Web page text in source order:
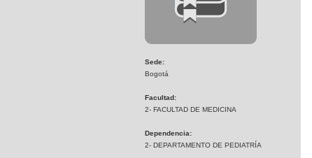
Sede:
Bogotá
Facultad:
2- FACULTAD DE MEDICINA
Dependencia:
2- DEPARTAMENTO DE PEDIATRÍA